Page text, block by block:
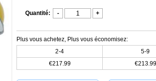
Quantité: - +
Plus vous achetez, Plus vous économisez:
2-4
5-9
€217.99
€213.99